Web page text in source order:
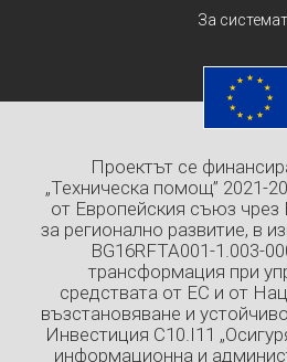
За
Проектът се
„Техническа помощ” 2021-
от Европейския съюз
за регионално развитие, в
BG16RFTA001-1.003-
трансформация при
средствата от ЕС и от
възстановяване и
Инвестиция C10.I11
информационна и